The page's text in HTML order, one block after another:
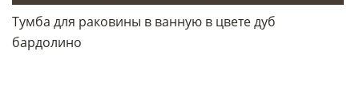
Тумба для раковины в ванную в цвете дуб
бардолино